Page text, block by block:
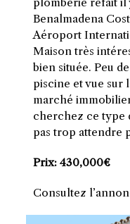
plomberie refait il
Benalmadena
Aéroport
Maison très
bien située. Peu
piscine et vue sur
marché
cherchez ce type
pas trop attendre
Prix: 430,000€
Consultez